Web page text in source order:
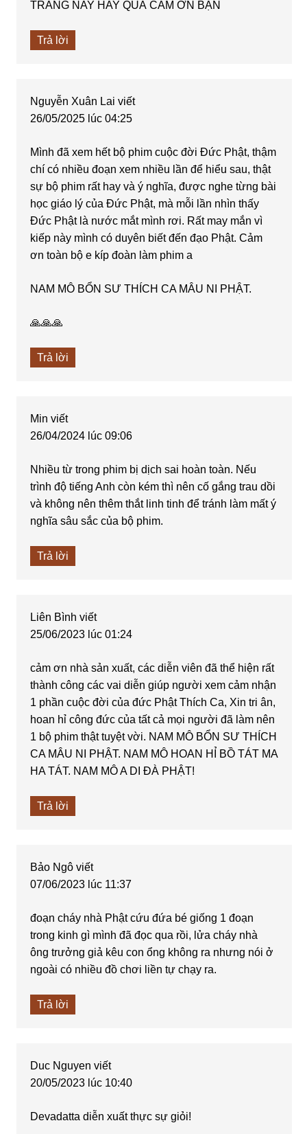
TRANG NAY HAY QUÁ CẢM ƠN BẠN
Trả lời
Nguyễn Xuân Lai viết
26/05/2025 lúc 04:25
Mình đã xem hết bộ phim cuộc đời Đức Phật, thậm
chí có nhiều đoạn xem nhiều lần để hiểu sau, thật
sự bộ phim rất hay và ý nghĩa, được nghe từng bài
học giáo lý của Đức Phật, mà mỗi lần nhìn thấy
Đức Phật là nước mắt mình rơi. Rất may mắn vì
kiếp này mình có duyên biết đến đạo Phật. Cảm
ơn toàn bộ e kíp đoàn làm phim a
NAM MÔ BỔN SƯ THÍCH CA MÂU NI PHẬT.
🙏🙏🙏
Trả lời
Min viết
26/04/2024 lúc 09:06
Nhiều từ trong phim bị dịch sai hoàn toàn. Nếu
trình độ tiếng Anh còn kém thì nên cố gắng trau dồi
và không nên thêm thắt linh tinh để tránh làm mất ý
nghĩa sâu sắc của bộ phim.
Trả lời
Liên Bình viết
25/06/2023 lúc 01:24
cảm ơn nhà sản xuất, các diễn viên đã thể hiện rất
thành công các vai diễn giúp người xem cảm nhận
1 phần cuộc đời của đức Phật Thích Ca, Xin tri ân,
hoan hỉ công đức của tất cả mọi người đã làm nên
1 bộ phim thật tuyệt vời. NAM MÔ BỔN SƯ THÍCH
CA MÂU NI PHẬT. NAM MÔ HOAN HỈ BỒ TÁT MA
HA TÁT. NAM MÔ A DI ĐÀ PHẬT!
Trả lời
Bảo Ngô viết
07/06/2023 lúc 11:37
đoạn cháy nhà Phật cứu đứa bé giống 1 đoạn
trong kinh gì mình đã đọc qua rồi, lửa cháy nhà
ông trưởng giả kêu con ổng không ra nhưng nói ở
ngoài có nhiều đồ chơi liền tự chạy ra.
Trả lời
Duc Nguyen viết
20/05/2023 lúc 10:40
Devadatta diễn xuất thực sự giỏi!